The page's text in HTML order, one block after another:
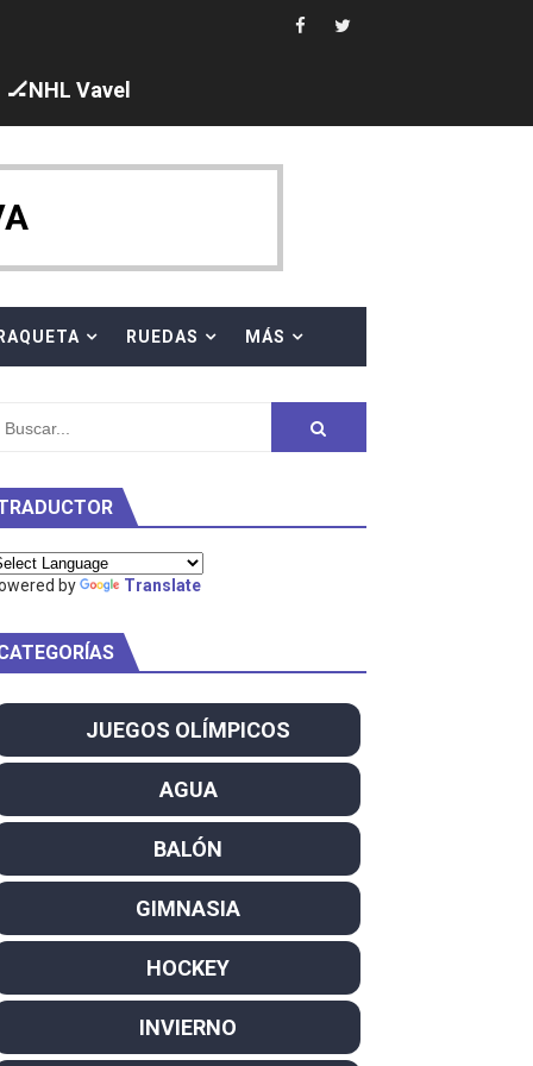
y Taddeucci. Ángela Martínez 5ª en 10km
al equipo neutral ruso, llevándose 8 medallas, seis para
Project
dominan el Europeo
se reparten el botín y Caetano Horta y Rodrigo Conde
decacampeonas y quinto oro consecutivo
Champion
🏒NHL Vavel
RAQUETA RUEDAS MÁS
by Translate
JUEGOS OLÍMPICOS
AGUA
BALÓN
GIMNASIA
HOCKEY
INVIERNO